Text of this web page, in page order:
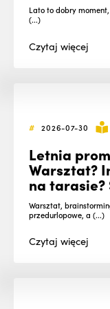
Lato to dobry
(...)
Czytajwięcej
# 2026-07-30
Letnia
Warsztat?
na tarasie?
Warsztat,
przedurlopowe, a (...)
Czytajwięcej